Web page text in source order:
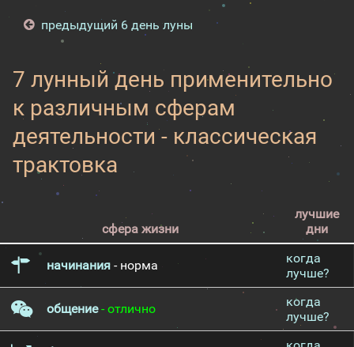
предыдущий 6 день луны
7 лунный день применительно
к различным сферам
деятельности - классическая
трактовка
сфера жизни
лучшие
дни
начинания - норма
когда
лучше?
общение- отлично
когда
лучше?